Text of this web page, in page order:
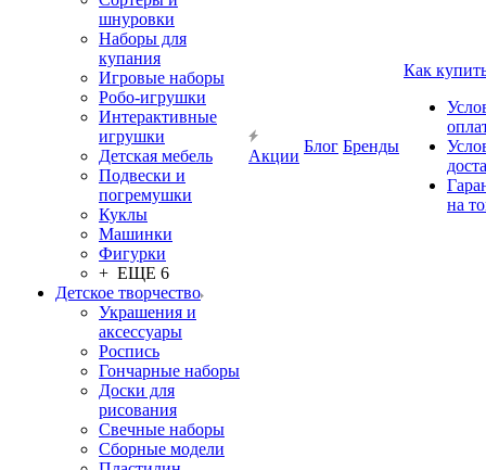
шнуровки
Наборы для
купания
Игровые наборы
Робо-игрушки
Интерактивные
игрушки
Детская мебель
Подвески и
погремушки
Куклы
Машинки
Фигурки
+ ЕЩЕ 6
Детское творчество
Украшения и
аксессуары
Роспись
Гончарные наборы
Доски для
рисования
Свечные наборы
Сборные модели
Акции
Блог Бренды
Как
на